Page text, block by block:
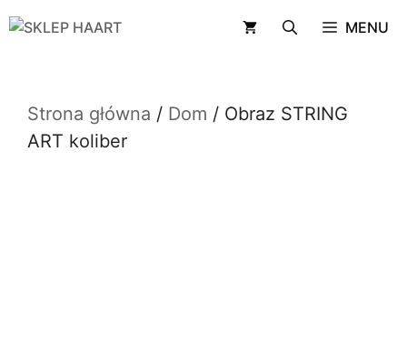
Przejdź
MENU
Strona główna / Dom / Obraz STRING
ART koliber